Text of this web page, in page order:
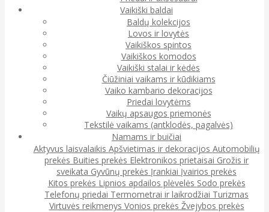
Vaikiški baldai
Baldų kolekcijos
Lovos ir lovytės
Vaikiškos spintos
Vaikiškos komodos
Vaikiški stalai ir kėdės
Čiūžiniai vaikams ir kūdikiams
Vaiko kambario dekoracijos
Priedai lovytėms
Vaikų apsaugos priemonės
Tekstilė vaikams (antklodės, pagalvės)
Namams ir buičiai
Aktyvus laisvalaikis Apšvietimas ir dekoracijos Automobilių
prekės Buities prekės Elektronikos prietaisai Grožis ir
sveikata Gyvūnų prekės Įrankiai Įvairios prekės
Kitos prekės Lipnios apdailos plėvelės Sodo prekės
Telefonų priedai Termometrai ir laikrodžiai Turizmas
Virtuvės reikmenys Vonios prekės Žvejybos prekės